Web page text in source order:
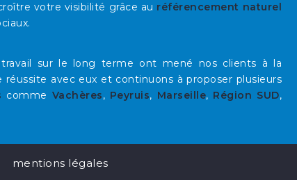
votre visibilité grâce au référencement naturel
sur le long terme ont mené nos clients à la
avec eux et continuons à proposer plusieurs
comme Vachères, Peyruis, Marseille, Région SUD,
mentions légales